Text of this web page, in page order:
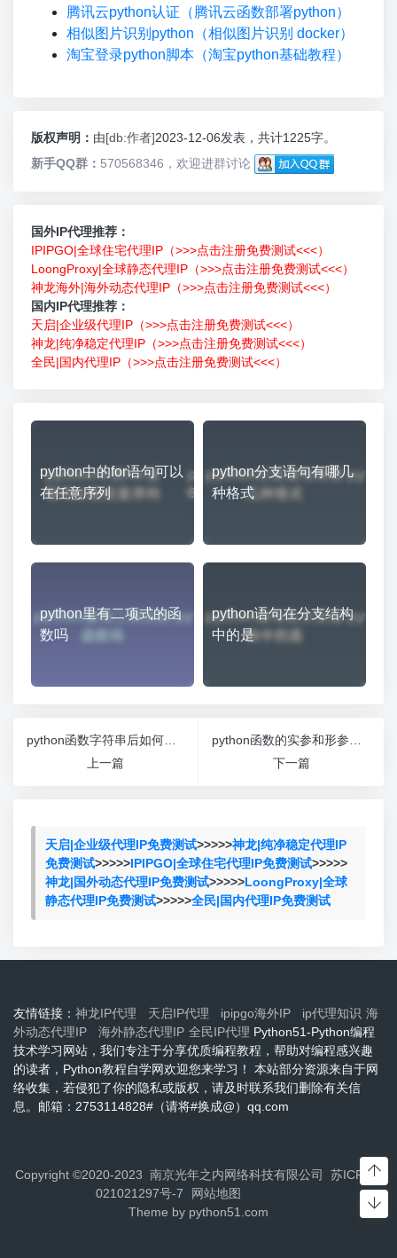
腾讯云python认证（腾讯云函数部署python）
相似图片识别python（相似图片识别 docker）
淘宝登录python脚本（淘宝python基础教程）
版权声明： 由[db:作者]2023-12-06发表，共计1225字。
新手QQ群： 570568346，欢迎进群讨论
国外IP代理推荐：
IPIPGO|全球住宅代理IP（>>>点击注册免费测试<<<）
LoongProxy|全球静态代理IP（>>>点击注册免费测试<<<）
神龙海外|海外动态代理IP（>>>点击注册免费测试<<<）
国内IP代理推荐：
天启|企业级代理IP（>>>点击注册免费测试<<<）
神龙|纯净稳定代理IP（>>>点击注册免费测试<<<）
全民|国内代理IP（>>>点击注册免费测试<<<）
python中的for语句可以
在任意序列
python分支语句有哪几
种格式
python里有二项式的函
数吗
python语句在分支结构
中的是
上一篇
下一篇
天启|企业级代理IP免费测试>>>>>神龙|纯净稳定代理IP
免费测试>>>>>IPIPGO|全球住宅代理IP免费测试>>>>>
神龙|国外动态代理IP免费测试>>>>>LoongProxy|全球
静态代理IP免费测试>>>>>全民|国内代理IP免费测试
友情链接： 神龙IP代理 天启IP代理 ipipgo海外IP ip代理知识 海
外动态代理IP
海外静态代理IP 全民IP代理 Python51-Python编程
技术学习网站，我们专注于分享优质编程教程，帮助对编程感兴趣
的读者，Python教程自学网欢迎您来学习！ 本站部分资源来自于网
络收集，若侵犯了你的隐私或版权，请及时联系我们删除有关信
息。邮箱：2753114828#（请将#换成@）qq.com
Copyright ©2020-2023 南京光年之内网络科技有限公司 苏ICP备2
021021297号-7
网站地图
Theme by python51.com